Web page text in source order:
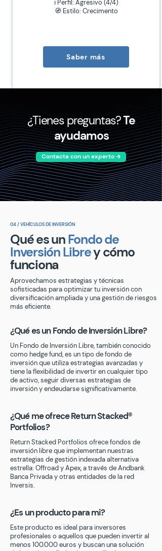
ℹ️ Perfil: Agresivo (4/4)
🧭 Estilo: Crecimento
Saber más
¿Tienes preguntas?Te
ayudamos
Contacta con un experto 🡲
04 / VEHÍCULOS DE INVERSIÓN
Qué es unFondo de
Inversión Librey cómo
funciona
Aprovechamos estrategias y técnicas
sofisticadas para optimizar tu inversión con
diversificación ampliada y una gestión de riesgos
más eficiente.
¿Qué es un Fondo de Inversión Libre?
Un Fondo de Inversión Libre, también conocido
como hedge fund, es un tipo de fondo de
inversión que utiliza estrategias avanzadas y
tiene la flexibilidad de invertir en cualquier tipo
de activo, seguir diversas estrategias de
inversión y endeudarse significativamente.
¿Qué me ofrece Return Stacked®
Portfolios?
Return Stacked Portfolios ofrece fondos de
inversión libre que implementan nuestras
estrategias de gestión indexada alternativa
estrella: Offroad y Apex, a través de Andbank
Banca Privada y otras entidades de la red
Inversis.
¿Es un producto para mi?
Este producto es ideal para inversores
profesionales o aquellos que pueden invertir al
menos 100.000 euros y buscan una solución